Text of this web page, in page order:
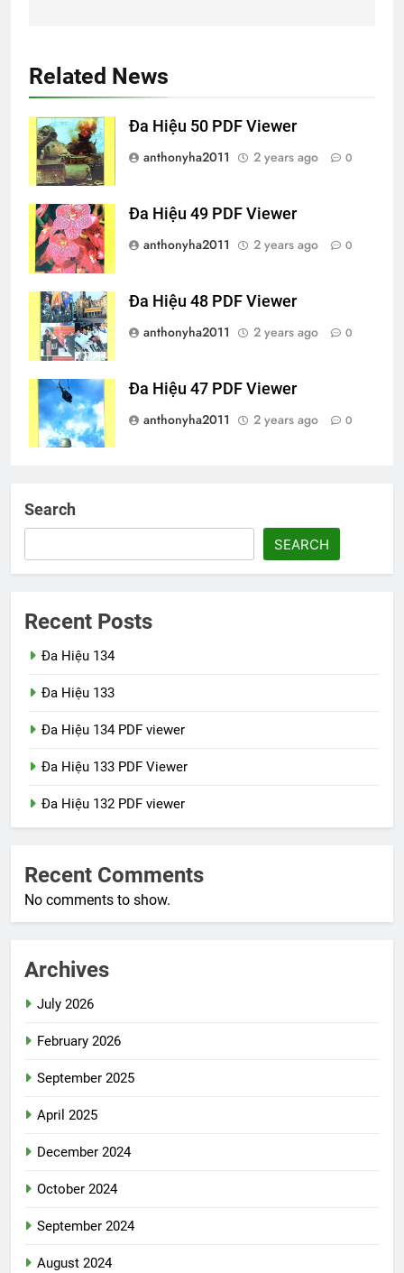
Related News
Đa Hiệu 50 PDF Viewer
anthonyha2011
2 years ago 0
Đa Hiệu 49 PDF Viewer
anthonyha2011
2 years ago 0
Đa Hiệu 48 PDF Viewer
anthonyha2011
2 years ago 0
Đa Hiệu 47 PDF Viewer
anthonyha2011
2 years ago 0
Search
SEARCH
Recent Posts
Đa Hiệu 134
Đa Hiệu 133
Đa Hiệu 134 PDF viewer
Đa Hiệu 133 PDF Viewer
Đa Hiệu 132 PDF viewer
Recent Comments
No comments to show.
Archives
July 2026
February 2026
September 2025
April 2025
December 2024
October 2024
September 2024
August 2024